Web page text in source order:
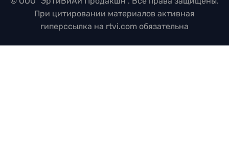
При цитировании материалов активная
гиперссылка на rtvi.com обязательна